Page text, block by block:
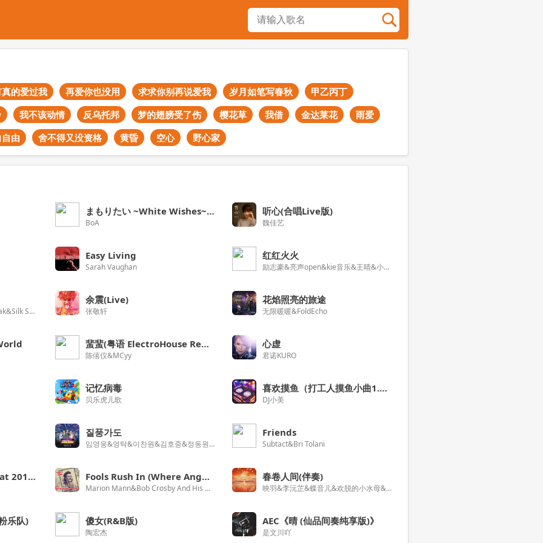
的爱过我 再爱你也没用 求求你别再说爱我 岁月如笔写春秋
甲乙丙丁
我不该动情 反乌托邦 梦的翅膀受了伤 樱花草 我借 金达莱花
雨爱
由
舍不得又没资格 黄昏 空心 野心家
まもりたい ~White Wishes~(English Version)
BoA
听心(合唱Live版)
魏佳艺
Easy Living
Sarah Vaughan
红红火火
励志豪&亮声open&kie音乐&王晴&小斐鱼&黑天鹅
Bruno Mars&Anderson .Paak&Silk Sonic
余震(Live)
张敬轩
花焰照亮的旅途
无限暖暖&FoldEcho
蜚蜚(粤语 ElectroHouse Remix 电影暗爱99天插曲)
陈僖仪&MCyy
心虚
君诺KURO
记忆病毒
贝乐虎儿歌
喜欢摸鱼（打工人摸鱼小曲1.2x）
DJ小美
질풍가도
임영웅&영탁&이찬원&김호중&정동원 (JD1)&장민호&김희재
Friends
Subtact&Bri Tolani
What is Love？(Live at 2018 MAMA FANS’ CHOICE in JAPAN) Fools Rush In (Where Angels Fear To Tread)
Marion Mann&Bob Crosby And His Orchestra
春卷人间(伴奏)
映羽&李沅芷&蝶音儿&欢脱的小水母&潇湘&浔漪Hazy&樱庭落&旧事年华&檀倾&啸行
乐队) 傻女(R&B版)
陶宏杰
AEC《晴 (仙品间奏纯享版)》
是文川吖